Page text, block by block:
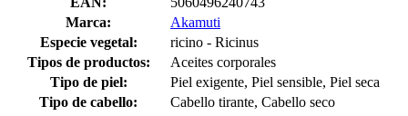
Marca:
Akamuti
Especie vegetal:
ricino - Ricinus
Tipos de productos:
Aceites corporales
Tipo de piel:
Piel exigente, Piel sensible, Piel seca
Tipo de cabello:
Cabello tirante, Cabello seco